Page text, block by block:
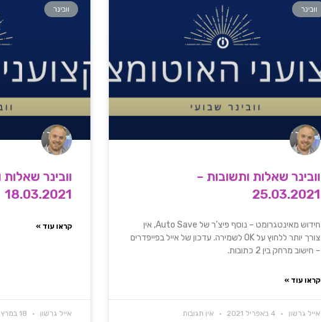
וובינר
וובינר שאלות ותשובות –
25.03.2021
חידוש מאינטגרומט – נוסף פיצ'ר של Auto Save, אין
צורך יותר ללחוץ על OK לשמירה. עדכון של אייל בפייפדרים
– חישוב מרחק בין 2 כתובות.
קראו עוד »
אייל גרשון 4 באפריל 2021 אין תגובות
וובינר
וובינר
18.03.2021
קראו עוד »
אייל גרשון